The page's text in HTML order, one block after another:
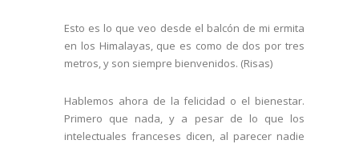
Esto es lo que veo desde el balcón de mi ermita
en los Himalayas, que es como de dos por tres
metros, y son siempre bienvenidos. (Risas)
Hablemos ahora de la felicidad o el bienestar.
Primero que nada, y a pesar de lo que los
intelectuales franceses dicen, al parecer nadie